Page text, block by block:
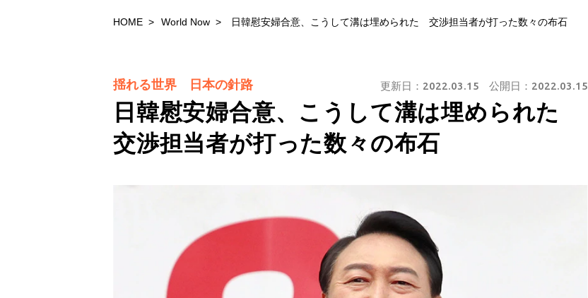
HOME World Now 日韓慰安婦合意、こうして溝は埋められた 交渉担当者が打った数々の布石
日韓慰安婦合意、こうして溝は埋められた
交渉担当者が打った数々の布石
揺れる世界 日本の針路 更新日： 2022.03.15 公開日： 2022.03.15